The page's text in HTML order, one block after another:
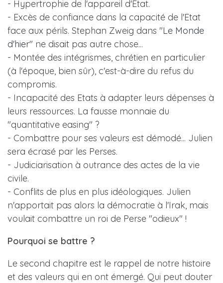
- Hypertrophie de l'appareil d'Etat.
- Excès de confiance dans la capacité de l'Etat
face aux périls. Stephan Zweig dans "Le Monde
d'hier" ne disait pas autre chose...
- Montée des intégrismes, chrétien en particulier
(à l'époque, bien sûr), c'est-à-dire du refus du
compromis.
- Incapacité des Etats à adapter leurs dépenses à
leurs ressources. La fausse monnaie du
"quantitative easing" ?
- Combattre pour ses valeurs est démodé... Julien
sera écrasé par les Perses.
- Judiciarisation à outrance des actes de la vie
civile.
- Conflits de plus en plus idéologiques. Julien
n'apportait pas alors la démocratie à l'Irak, mais
voulait combattre un roi de Perse "odieux" !
Pourquoi se battre ?
Le second chapitre est le rappel de notre histoire
et des valeurs qui en ont émergé. Qui peut douter